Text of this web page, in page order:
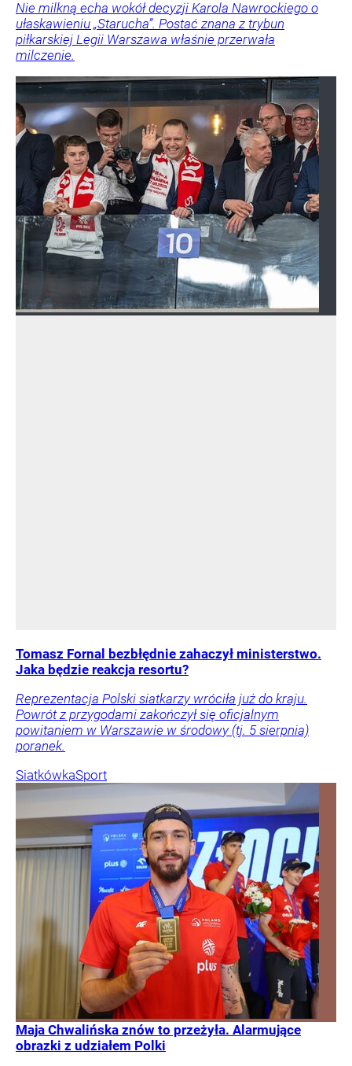
Nie milkną echa wokół decyzji Karola Nawrockiego o
ułaskawieniu „Starucha”. Postać znana z trybun
piłkarskiej Legii Warszawa właśnie przerwała
milczenie.
Tomasz Fornal bezbłędnie zahaczył ministerstwo.
Jaka będzie reakcja resortu?
Reprezentacja Polski siatkarzy wróciła już do kraju.
Powrót z przygodami zakończył się oficjalnym
powitaniem w Warszawie w środowy (tj. 5 sierpnia)
poranek.
SiatkówkaSport
Maja Chwalińska znów to przeżyła. Alarmujące
obrazki z udziałem Polki